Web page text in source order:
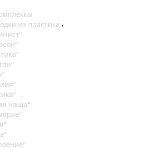
из пластика
чаща"